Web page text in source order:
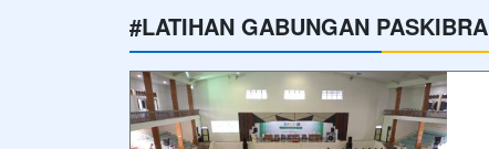
#LATIHAN GABUNGAN PASKIBRA